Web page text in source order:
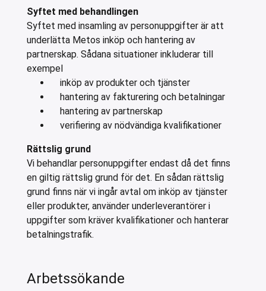
Syftet med behandlingen
Syftet med insamling av personuppgifter är att
underlätta Metos inköp och hantering av
partnerskap. Sådana situationer inkluderar till
exempel
inköp av produkter och tjänster
hantering av fakturering och betalningar
hantering av partnerskap
verifiering av nödvändiga kvalifikationer
Rättslig grund
Vi behandlar personuppgifter endast då det finns
en giltig rättslig grund för det. En sådan rättslig
grund finns när vi ingår avtal om inköp av tjänster
eller produkter, använder underleverantörer i
uppgifter som kräver kvalifikationer och hanterar
betalningstrafik.
Arbetssökande